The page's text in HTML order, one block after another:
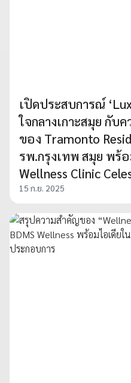
เปิดประสบการณ์
ใจกลางเกาะสมุย กับ
ของ Tramonto
รพ.กรุงเทพ สมุย พร้
Wellness Clinic
15 ก.ย. 2025